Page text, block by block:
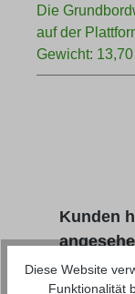
Die
auf der
Gewicht:
Kunden
Diese Website
Funktionalität